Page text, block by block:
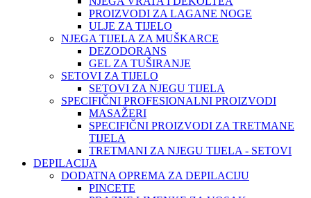
PROIZVODI ZA LAGANE NOGE
ULJE ZA TIJELO
NJEGA TIJELA ZA MUŠKARCE
DEZODORANS
GEL ZA TUŠIRANJE
SETOVI ZA TIJELO
SETOVI ZA NJEGU TIJELA
SPECIFIČNI PROFESIONALNI PROIZVODI
MASAŽERI
SPECIFIČNI PROIZVODI ZA TRETMANE
TIJELA
TRETMANI ZA NJEGU TIJELA - SETOVI
DEPILACIJA
DODATNA OPREMA ZA DEPILACIJU
PINCETE